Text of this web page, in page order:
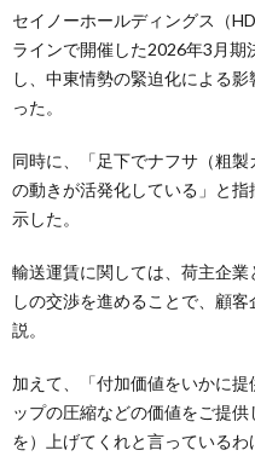
セイノーホールディングス（
ラインで開催した2026年3月
し、中東情勢の緊迫化による
った。
同時に、「足下でナフサ（粗
の動きが活発化している」と
示した。
輸送運賃に関しては、荷主企
しの交渉を進めることで、顧
説。
加えて、「付加価値をいかに
ップの圧縮などの価値をご提
を）上げてくれと言っている